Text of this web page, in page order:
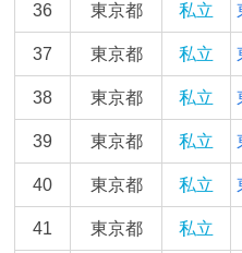
36 東京都 私立
37 東京都 私立
38 東京都 私立
39 東京都 私立
40 東京都 私立
41 東京都 私立